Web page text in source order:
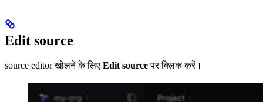
Edit source
source editor खोलने के लिए Edit sourceपर क्लिक करें।